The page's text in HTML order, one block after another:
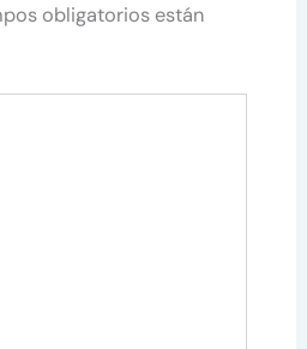
obligatorios están